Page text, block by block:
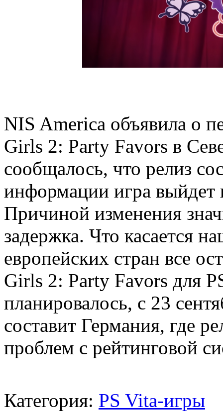
NIS America объявила о
Girls 2: Party Favors в
сообщалось, что релиз
информации игра выйдет
Причиной изменения
задержка. Что касается
европейских стран все
Girls 2: Party Favors для
планировалось, с 23
составит Германия, где
проблем с рейтинговой
Категория: PS Vita-игры